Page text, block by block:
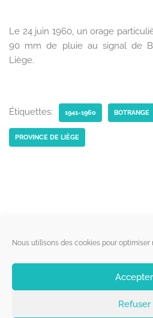
Nous utilisons des cookies pour
Accepter
Refuser
Le 24 juin 1960, un orage
90 mm de pluie au signal de
Liège.
Étiquettes: 1941-1960 BOTRANGE
PROVINCE DE LIÈGE
Liens utiles
Qui sommes-nous ?
Politique de cookies